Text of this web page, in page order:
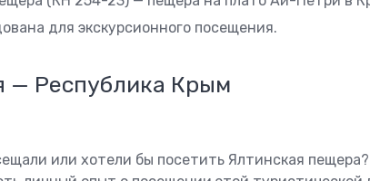
для экскурсионного посещения.
— Республика Крым
или хотели бы посетить Ялтинская пещера?